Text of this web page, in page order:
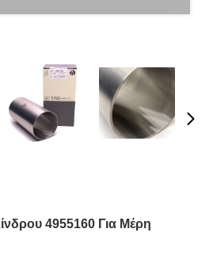
4955160 Για Μέρη